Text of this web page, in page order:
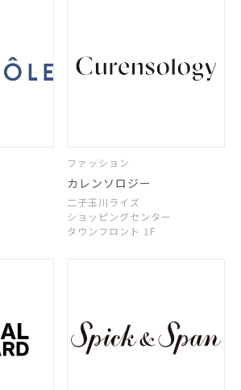
ファッション
カレンソロジー
二子玉川ライズ
ショッピングセンター
タウンフロント 1F